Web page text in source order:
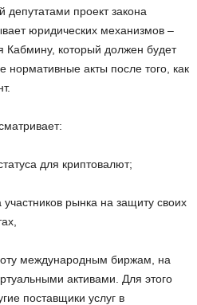
депутатами проект закона
юридических механизмов –
Кабмину, который должен будет
нормативные акты после того, как
для криптовалют;
рынка на защиту своих
международным биржам, на
активами. Для этого
поставщики услуг в